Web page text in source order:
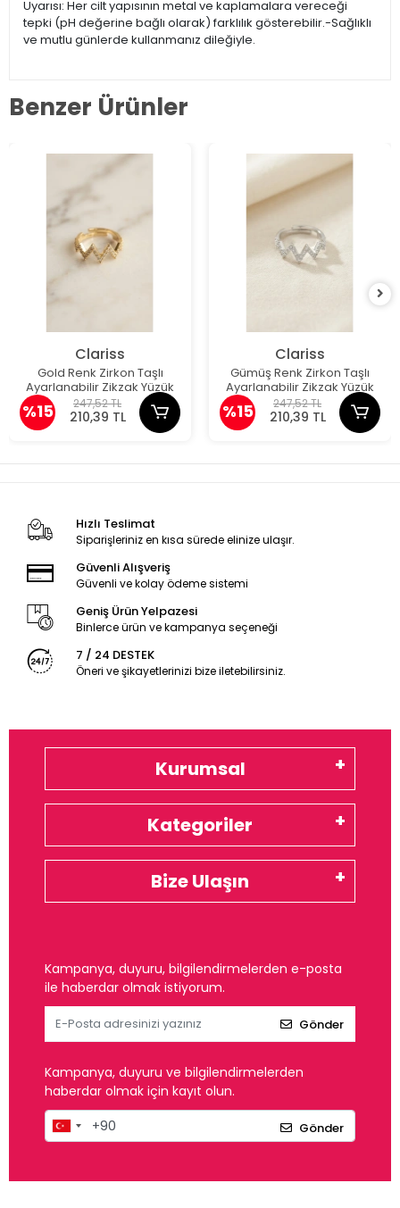
Uyarısı: Her cilt yapısının metal ve kaplamalara vereceği
tepki (pH değerine bağlı olarak) farklılık gösterebilir.-Sağlıklı
ve mutlu günlerde kullanmanız dileğiyle.
Benzer Ürünler
Clariss
Gold Renk Zirkon Taşlı
Ayarlanabilir Zikzak Yüzük
%15 247,52 TL
210,39 TL
Clariss
Gümüş Renk Zirkon Taşlı
Ayarlanabilir Zikzak Yüzük
%15 247,52 TL
210,39 TL
Hızlı Teslimat
Siparişleriniz en kısa sürede elinize ulaşır.
Güvenli Alışveriş
Güvenli ve kolay ödeme sistemi
Geniş Ürün Yelpazesi
Binlerce ürün ve kampanya seçeneği
7 / 24 DESTEK
Öneri ve şikayetlerinizi bize iletebilirsiniz.
Kurumsal
Kategoriler
Bize Ulaşın
Kampanya, duyuru, bilgilendirmelerden e-posta
ile haberdar olmak istiyorum.
Gönder
Kampanya, duyuru ve bilgilendirmelerden
haberdar olmak için kayıt olun.
Gönder